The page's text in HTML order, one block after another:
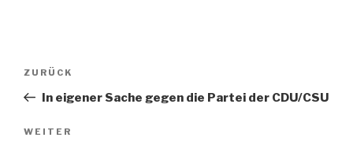
Beitragsnavigation
Vorheriger
Beitrag
ZURÜCK
In eigener Sache gegen die Partei der CDU/CSU
Nächster
WEITER